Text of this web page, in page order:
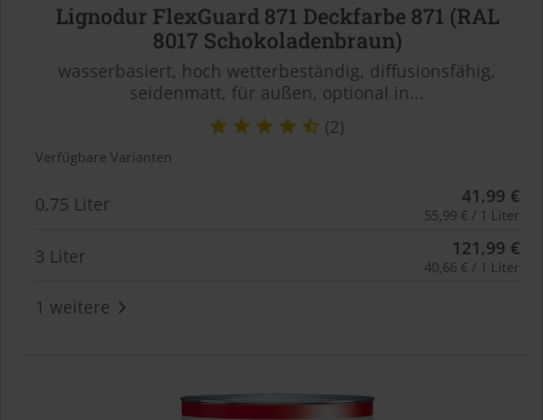
Lignodur FlexGuard 871 Deckfarbe 871 (RAL
8017 Schokoladenbraun)
wasserbasiert, hoch wetterbeständig, diffusionsfähig,
seidenmatt, für außen, optional in...
(2)
Verfügbare Varianten
0,75 Liter 41,99 €
55,99 € / 1 Liter
3 Liter 121,99 €
40,66 € / 1 Liter
1 weitere